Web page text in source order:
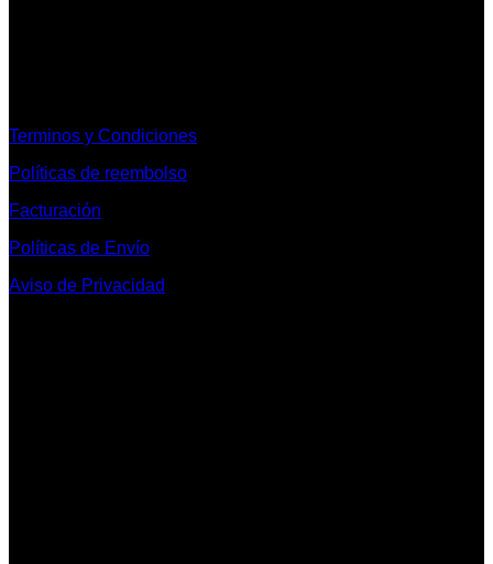
Terminos y Condiciones
Políticas de reembolso
Facturación
Políticas de Envío
Aviso de Privacidad